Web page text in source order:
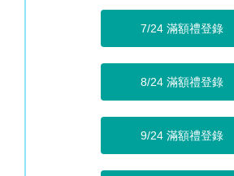
7/24 滿額禮登錄
8/24 滿額禮登錄
9/24 滿額禮登錄